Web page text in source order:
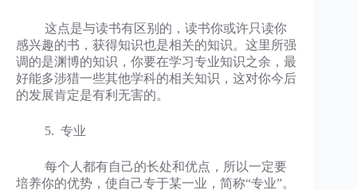
这点是与读书有区别的，读书你或许只读你
感兴趣的书，获得知识也是相关的知识。这里所强
调的是渊博的知识，你要在学习专业知识之余，最
好能多涉猎一些其他学科的相关知识，这对你今后
的发展肯定是有利无害的。
5. 专业
每个人都有自己的长处和优点，所以一定要
培养你的优势，使自己专于某一业，简称“专业”。